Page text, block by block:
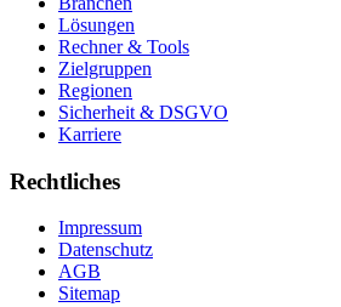
Lösungen
Rechner & Tools
Zielgruppen
Regionen
Sicherheit & DSGVO
Karriere
Rechtliches
Impressum
Datenschutz
AGB
Sitemap